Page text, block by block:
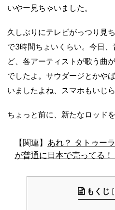
いやー見ちゃいました。
久しぶりにテレビがっつり見
で3時間ちょいくらい。今日
ど、各アーティストが歌う曲
でしたよ。サウダージとかや
いましたよね、スマホもいじら
ちょっと前に、新たなロッド
【関連】 あれ？ タトゥー
が普通に日本で売ってる
もくじ [